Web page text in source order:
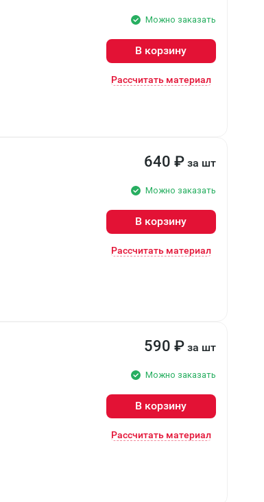
Можно заказать
В корзину
Рассчитать материал
640 ₽ за шт
Можно заказать
В корзину
Рассчитать материал
590 ₽ за шт
Можно заказать
В корзину
Рассчитать материал